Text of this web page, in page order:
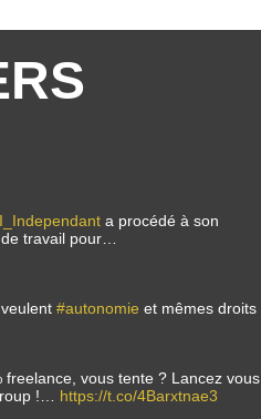
a procédé à son
travail pour…
veulent #autonomie et mêmes droits
freelance, vous tente ? Lancez vous
!… https://t.co/4Barxtnae3